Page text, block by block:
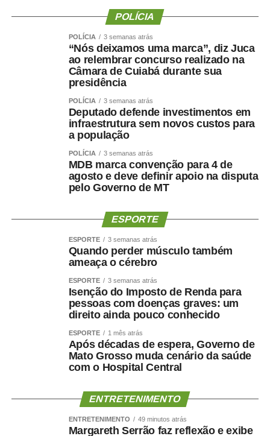
POLÍCIA
POLÍCIA 3 semanas atrás
“Nós deixamos uma marca”, diz Juca
ao relembrar concurso realizado na
Câmara de Cuiabá durante sua
presidência
POLÍCIA 3 semanas atrás
Deputado defende investimentos em
infraestrutura sem novos custos para
a população
POLÍCIA 3 semanas atrás
MDB marca convenção para 4 de
agosto e deve definir apoio na disputa
pelo Governo de MT
ESPORTE
ESPORTE 3 semanas atrás
Quando perder músculo também
ameaça o cérebro
ESPORTE 3 semanas atrás
Isenção do Imposto de Renda para
pessoas com doenças graves: um
direito ainda pouco conhecido
ESPORTE 1 mês atrás
Após décadas de espera, Governo de
Mato Grosso muda cenário da saúde
com o Hospital Central
ENTRETENIMENTO
ENTRETENIMENTO 49 minutos atrás
Margareth Serrão faz reflexão e exibe